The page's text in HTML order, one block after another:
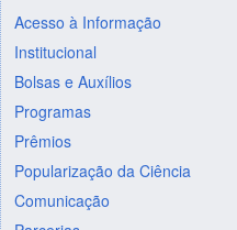
Acesso à Informação
Institucional
Bolsas e Auxílios
Programas
Prêmios
Popularização da Ciência
Comunicação